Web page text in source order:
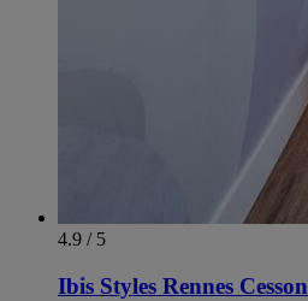
4.9 / 5
Ibis Styles Rennes Cesson